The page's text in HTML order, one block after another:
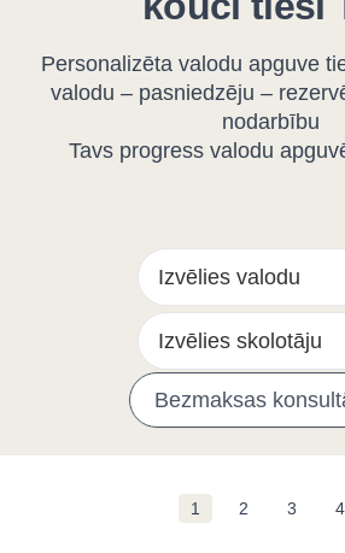
Personalizēta valodu apguve
valodu – pasniedzēju –
nodarbību
Tavs progress valodu
Bezmaksas
1 2 3 4